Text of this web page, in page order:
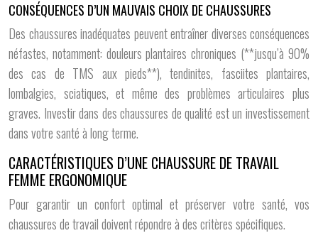
CONSÉQUENCES D’UN MAUVAIS CHOIX DE CHAUSSURES
Des chaussures inadéquates peuvent entraîner diverses conséquences
néfastes, notamment: douleurs plantaires chroniques (**jusqu’à 90%
des cas de TMS aux pieds**), tendinites, fasciites plantaires,
lombalgies, sciatiques, et même des problèmes articulaires plus
graves. Investir dans des chaussures de qualité est un investissement
dans votre santé à long terme.
CARACTÉRISTIQUES D’UNE CHAUSSURE DE TRAVAIL
FEMME ERGONOMIQUE
Pour garantir un confort optimal et préserver votre santé, vos
chaussures de travail doivent répondre à des critères spécifiques.